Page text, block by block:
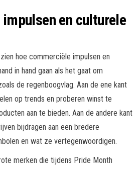
en culturele
hoe commerciële impulsen en
in hand gaan als het gaat om
de regenboogvlag. Aan de ene kant
op trends en proberen winst te
aan te bieden. Aan de andere kant
bijdragen aan een bredere
en wat ze vertegenwoordigen.
merken die tijdens Pride Month